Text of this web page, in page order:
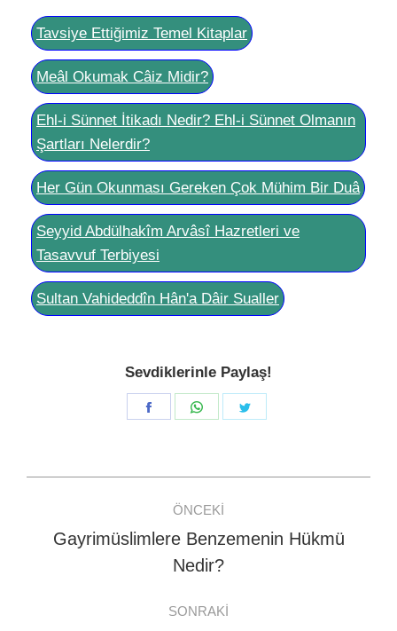
Tavsiye Ettiğimiz Temel Kitaplar
Meâl Okumak Câiz Midir?
Ehl-i Sünnet İtikadı Nedir? Ehl-i Sünnet Olmanın
Şartları Nelerdir?
Her Gün Okunması Gereken Çok Mühim Bir Duâ
Seyyid Abdülhakîm Arvâsî Hazretleri ve
Tasavvuf Terbiyesi
Sultan Vahideddîn Hân'a Dâir Sualler
Sevdiklerinle Paylaş!
Share
Share
navigation
ÖNCEKI
Previous
post:
Gayrimüslimlere Benzemenin Hükmü
Nedir?
SONRAKI